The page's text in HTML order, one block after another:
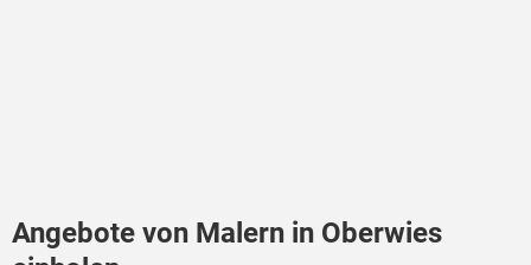
Angebote von Malern in Oberwies